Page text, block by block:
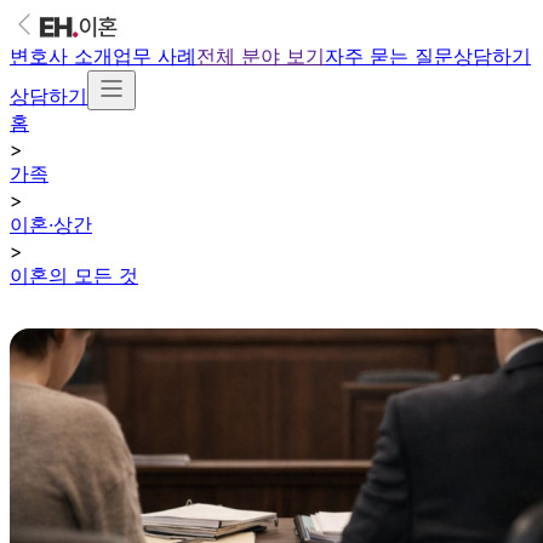
변호사 소개업무 사례전체 분야 보기자주 묻는 질문상담하기
상담하기
홈
>
가족
>
이혼·상간
>
이혼의 모든 것